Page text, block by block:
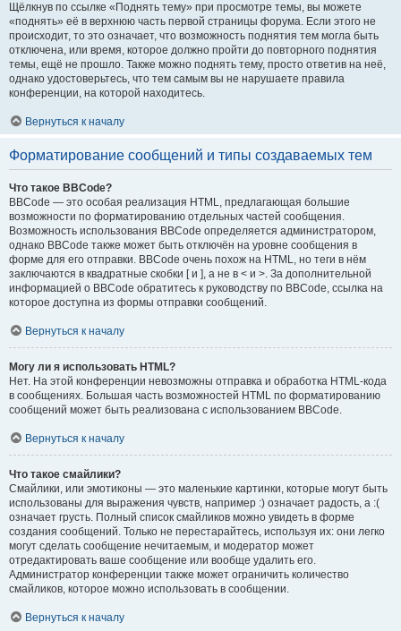
Щёлкнув по ссылке «Поднять тему» при просмотре темы, вы можете
«поднять» её в верхнюю часть первой страницы форума. Если этого не
происходит, то это означает, что возможность поднятия тем могла быть
отключена, или время, которое должно пройти до повторного поднятия
темы, ещё не прошло. Также можно поднять тему, просто ответив на неё,
однако удостоверьтесь, что тем самым вы не нарушаете правила
конференции, на которой находитесь.
Вернуться к началу
Форматирование сообщений и типы создаваемых тем
Что такое BBCode?
BBCode — это особая реализация HTML, предлагающая большие
возможности по форматированию отдельных частей сообщения.
Возможность использования BBCode определяется администратором,
однако BBCode также может быть отключён на уровне сообщения в
форме для его отправки. BBCode очень похож на HTML, но теги в нём
заключаются в квадратные скобки [ и ], а не в < и >. За дополнительной
информацией о BBCode обратитесь к руководству по BBCode, ссылка на
которое доступна из формы отправки сообщений.
Вернуться к началу
Могу ли я использовать HTML?
Нет. На этой конференции невозможны отправка и обработка HTML-кода
в сообщениях. Большая часть возможностей HTML по форматированию
сообщений может быть реализована с использованием BBCode.
Вернуться к началу
Что такое смайлики?
Смайлики, или эмотиконы — это маленькие картинки, которые могут быть
использованы для выражения чувств, например :) означает радость, а :(
означает грусть. Полный список смайликов можно увидеть в форме
создания сообщений. Только не перестарайтесь, используя их: они легко
могут сделать сообщение нечитаемым, и модератор может
отредактировать ваше сообщение или вообще удалить его.
Администратор конференции также может ограничить количество
смайликов, которое можно использовать в сообщении.
Вернуться к началу